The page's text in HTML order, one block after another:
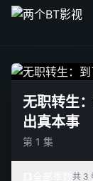
无职转生
出真本事
第 1 集
共 3